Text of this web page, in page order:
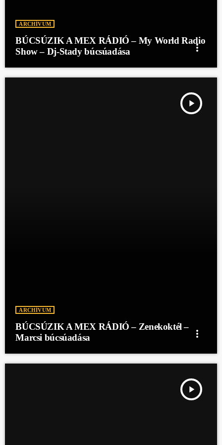
ARCHÍVUM
BÚCSÚZIK A MEX RÁDIÓ – My World Radio
Show – Dj-Stady búcsúadása
more_vert
BÚCSÚZIK A MEX RÁDIÓ - ZENEKOKTÉL - MARCSI
play_arrow
ARCHÍVUM
BÚCSÚZIK A MEX RÁDIÓ – Zenekoktél –
Marcsi búcsúadása
more_vert
BÚCSÚZIK A MEX RÁDIÓ - DOLCE VITA - VIKTÓRIA
play_arrow